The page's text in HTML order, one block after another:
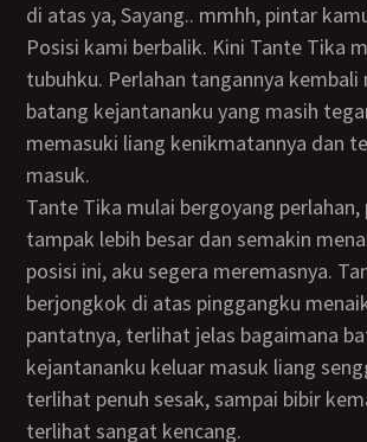
di atas ya, Sayang.. mmhh, pintar
Posisi kami berbalik. Kini Tante Tika
tubuhku. Perlahan tangannya kembali
batang kejantananku yang masih
memasuki liang kenikmatannya dan
masuk.
Tante Tika mulai bergoyang perlahan, payudaranya
tampak lebih besar dan semakin
posisi ini, aku segera meremasnya.
berjongkok di atas pinggangku
pantatnya, terlihat jelas bagaimana
kejantananku keluar masuk liang
terlihat penuh sesak, sampai bibir
terlihat sangat kencang.